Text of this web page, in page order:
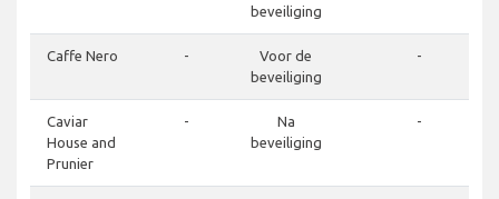
beveiliging
Caffe Nero -
Voor de
beveiliging
-
Caviar
House and
Prunier
-
Na
beveiliging
-